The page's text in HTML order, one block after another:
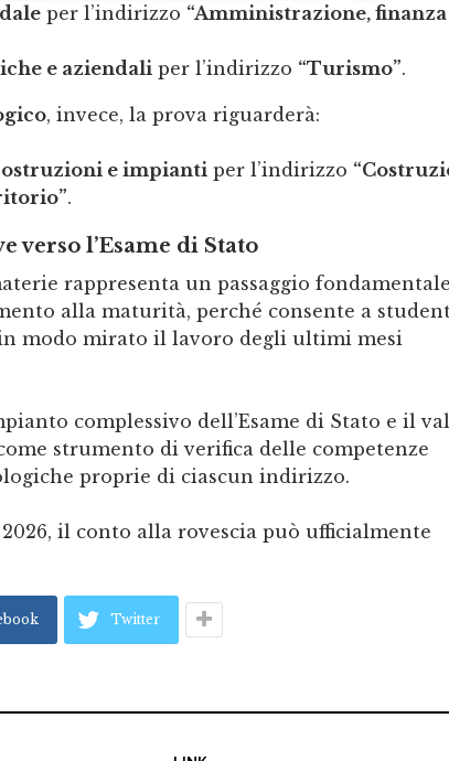
per l’indirizzo “Amministrazione, finanza
e aziendali per l’indirizzo “Turismo”.
, invece, la prova riguarderà:
e impianti per l’indirizzo
.
verso l’Esame di Stato
rappresenta un passaggio
alla maturità, perché consente a
modo mirato il lavoro degli ultimi mesi
complessivo dell’Esame di Stato e il
strumento di verifica delle competenze
proprie di ciascun indirizzo.
il conto alla rovescia può ufficialmente
Twitter